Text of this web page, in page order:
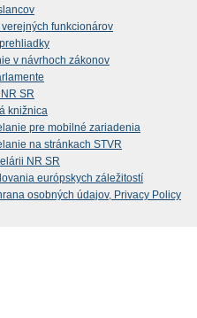
funkcionárov
v návrhoch zákonov
SR
knižnica
pre mobilné zariadenia
na stránkach STVR
NR SR
európskych záležitostí
osobných údajov, Privacy Policy